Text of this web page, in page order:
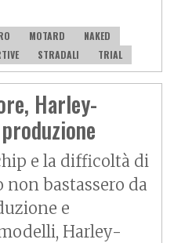
MOTARD
NAKED
STRADALI TRIAL
Harley-
e la difficoltà di
bastassero da
e
Harley-